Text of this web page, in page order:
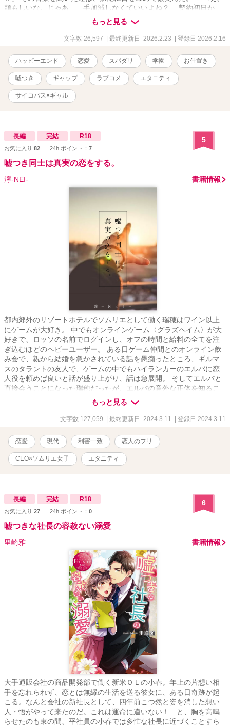
頼もしいな。じゃあ……手加減しなくていいよね？」 契約初日か
ら、るなの嘘は蓮に筒抜けだった。 彼は全てを知った上で、るなの
可愛い強がりを楽しむために、あえて**「経験豊富な彼女なら平気な
はず」**という名目で、過激なスキンシップを仕掛けてくる。 嫉妬
いのも平気」と言った口を塞ぐための「デトックス（浣腸）」**。
「痛い？ 変だな、慣れてるはずなのに震えてるよ」 「嘘つきな悪い
子には、お仕置きが必要だね」 逃げ場のないトイレや放課後の教室
で、身も心も暴かれていくるな。 これは演技なのか、それとも本気
なのか――？ 腹黒王子の掌の上で転がされる、嘘つきギャルの
**「絶体絶命×溺愛」ラブストーリー**。 登場人物紹介 ■ ヒロイン：
ゼロの超・純情乙女。恋愛知識は少女漫画のみ。 性格：根は素直で
世話焼きだが、ナメられたくなくてつい虚勢を張ってしまう。
「私、遊んでるしｗ」が口癖だが、手を繋ぐだけで心臓がバクバク
している。 ■ ヒーロー：桐生（きりゅう） 蓮（れん） 外見：学園一
のモテ男。黒髪で整った顔立ち、成績優秀な生徒会長（またはカリ
スマモデル）。 中身：爽やかな笑顔の裏に、ドSな独占欲を隠し持
じる彼女を愛おしく（そして面白く）思い、泳がせている。
もっと見る
文字数 26,597 | 最終更新日 2026.2.23 | 登録日 2026.2.16
ハッピーエンド 恋愛 スパダリ 学園 お仕置き
嘘つき ギャップ ラブコメ エタニティ
サイコパス×ギャル
長編 完結 R18
お気に入り:82 24h.ポイント： 7
5
嘘つき同士は真実の恋をする。
濘-NEI- 書籍情報
都内郊外のリゾートホテルでソムリエとして働く瑞穂はワイン以上
にゲームが大好き。 中でもオンラインゲーム〈グラズヘイム〉が大
好きで、ロッソの名前でログインし、オフの時間と給料の全てを注
ぎ込むほどのヘビーユーザー。 ある日ゲーム仲間とのオンライン飲
み会で、親から結婚を急かされている話を愚痴ったところ、ギルマ
スのタラントの友人で、ゲームの中でもハイランカーのエルバに恋
人役を頼めば良いと話が盛り上がり、話は急展開。 そしてエルバと
直接会うことになった瑞穂だったが、エルバの意外な正体を知るこ
とに⁉︎ Rシーンは※ ヒーロー視点は◇をつけてあります。 ★この作
品はエブリスタさんでも公開しています
もっと見る
文字数 127,059 | 最終更新日 2024.3.11 | 登録日 2024.3.11
恋愛 現代 利害一致 恋人のフリ
CEO×ソムリエ女子 エタニティ
長編 完結 R18
お気に入り:27 24h.ポイント： 0
6
嘘つきな社長の容赦ない溺愛
里崎雅 書籍情報
大手通販会社の商品開発部で働く新米ＯＬの小春。年上の片想い相
手を忘れられず、恋とは無縁の生活を送る彼女に、ある日奇跡が起
こる。なんと会社の新社長として、四年前こつ然と姿を消した想い
人・悟がやって来たのだ。これは運命に違いない！ と、胸を高鳴
らせたのも束の間、平社員の小春では多忙な社長に近づくことすら